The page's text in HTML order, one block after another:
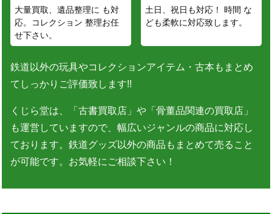
大量買取、遺品整理に も対
応。コレクション 整理お任
せ下さい。
土日、祝日も対応！ 時間 な
ども柔軟に対応致します。
鉄道以外の玩具やコレクションアイテム・古本もまとめ
てしっかりご評価致します!!
くじら堂は、「古書買取店」や「骨董品関連の買取店」
も運営していますので、幅広いジャンルの商品に対応し
ております。鉄道グッズ以外の商品もまとめて売ること
が可能です。お気軽にご相談下さい！